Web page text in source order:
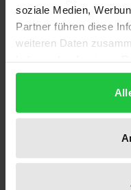
soziale Medien,
Partner führen diese
weiteren Daten
gesammelt haben.
Bundesrat sowie
-überlegungen der
Debatte um ein
Leserinnen und
über das Arsenal der
politischen